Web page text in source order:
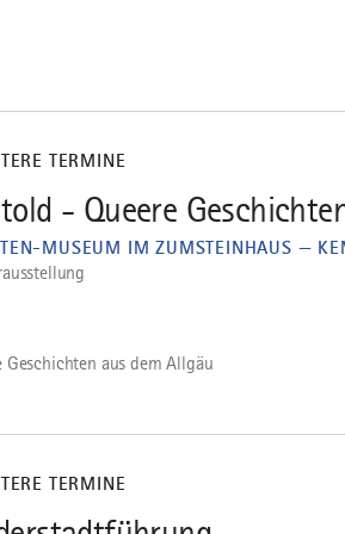
TERMINE
- Queere
MUSEUM IM ZUMSTEINHAUS —
Geschichten aus dem Allgäu
TERMINE